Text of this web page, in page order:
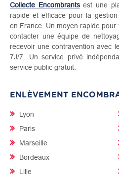
Collecte Encombrantsest une
rapide et efficace pour la
en France. Un moyen rapide
contacter une équipe de
recevoir une contravention avec
7J/7. Un service privé
service public gratuit.
ENLÈVEMENT
Lyon
Paris
Marseille
Bordeaux
Lille